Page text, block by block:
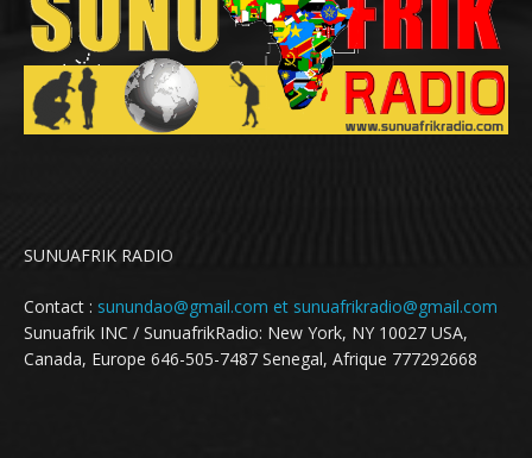
SUNUAFRIK RADIO
Contact : sunundao@gmail.com et sunuafrikradio@gmail.com
Sunuafrik INC / SunuafrikRadio: New York, NY 10027 USA,
Canada, Europe 646-505-7487 Senegal, Afrique 777292668